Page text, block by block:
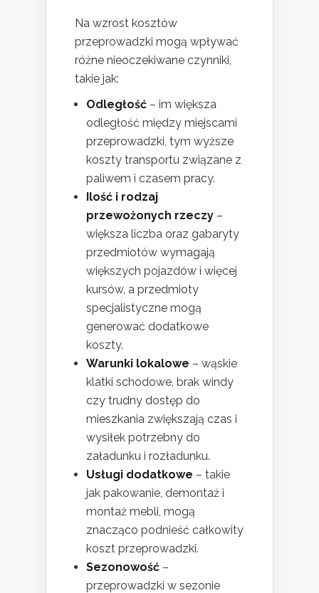
Na wzrost kosztów
przeprowadzki mogą wpływać
różne nieoczekiwane czynniki,
takie jak:
Odległość – im większa
odległość między miejscami
przeprowadzki, tym wyższe
koszty transportu związane z
paliwem i czasem pracy.
Ilość i rodzaj
przewożonych rzeczy –
większa liczba oraz gabaryty
przedmiotów wymagają
większych pojazdów i więcej
kursów, a przedmioty
specjalistyczne mogą
generować dodatkowe
koszty.
Warunki lokalowe – wąskie
klatki schodowe, brak windy
czy trudny dostęp do
mieszkania zwiększają czas i
wysiłek potrzebny do
załadunku i rozładunku.
Usługi dodatkowe – takie
jak pakowanie, demontaż i
montaż mebli, mogą
znacząco podnieść całkowity
koszt przeprowadzki.
Sezonowość –
przeprowadzki w sezonie